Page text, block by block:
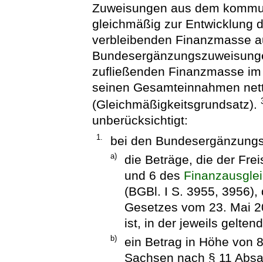
Zuweisungen aus dem
gleichmäßig zur Entwicklung
verbleibenden Finanzmasse
zufließenden Finanzmasse
seinen Gesamteinnahmen
(Gleichmäßigkeitsgrundsatz).
unberücksichtigt:
1. bei den
a)
die Beträge, die der
und 6 des
(BGBl. I S. 3955,
Gesetzes vom 23. Mai
ist, in der jeweils
b)
ein Betrag in Höhe von
Sachsen nach § 11